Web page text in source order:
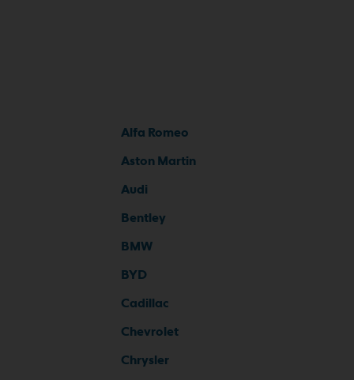
Alfa Romeo
Aston Martin
Audi
Bentley
BMW
BYD
Cadillac
Chevrolet
Chrysler